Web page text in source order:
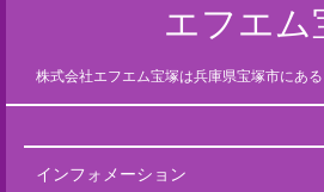
エフエム
株式会社エフエム宝塚は兵庫県宝塚市にある
インフォメーション